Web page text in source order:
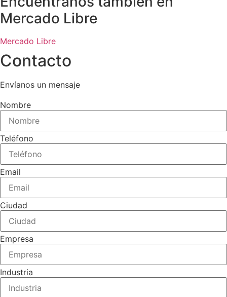
Mercado Libre
Mercado Libre
Contacto
Envíanos un mensaje
Nombre
Teléfono
Email
Ciudad
Empresa
Industria